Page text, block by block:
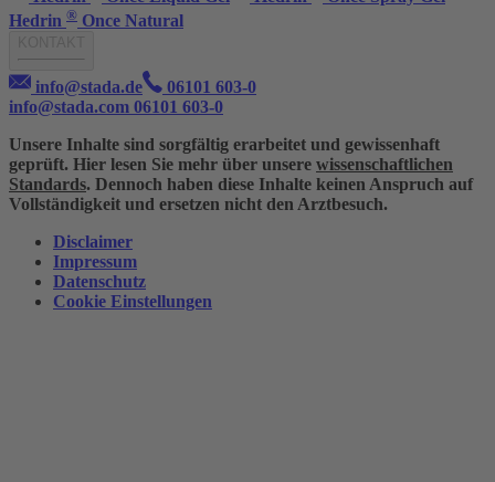
Hedrin ® Once Natural
info@stada.de
06101 603-0
info@stada.com 06101 603-0
Unsere Inhalte sind sorgfältig erarbeitet und gewissenhaft
geprüft. Hier lesen Sie mehr über unsere wissenschaftlichen
Standards. Dennoch haben diese Inhalte keinen Anspruch auf
Vollständigkeit und ersetzen nicht den Arztbesuch.
Disclaimer
Impressum
Datenschutz
Cookie Einstellungen